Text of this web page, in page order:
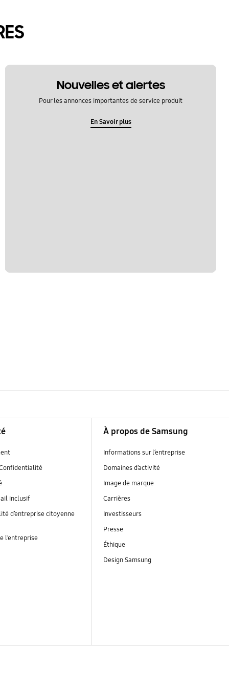
Nouvelles et alertes
Pour les annonces importantes de service produit
En Savoir plus
inclusif
d’entreprise citoyenne
l’entreprise
À propos de Samsung
Informations sur l’entreprise
Domaines d’activité
Image de marque
Carrières
Investisseurs
Presse
Éthique
Design Samsung